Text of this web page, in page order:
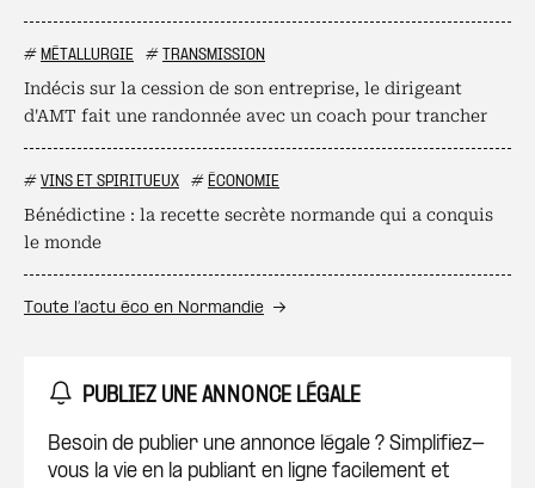
# MÉTALLURGIE # TRANSMISSION
Indécis sur la cession de son entreprise, le dirigeant
d'AMT fait une randonnée avec un coach pour trancher
# VINS ET SPIRITUEUX # ÉCONOMIE
Bénédictine : la recette secrète normande qui a conquis
le monde
Toute l’actu éco en Normandie
PUBLIEZ UNE ANNONCE LÉGALE
Besoin de publier une annonce légale ? Simplifiez-
vous la vie en la publiant en ligne facilement et